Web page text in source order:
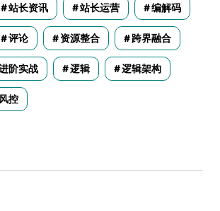
站长资讯 站长运营 编解码
评论 资源整合 跨界融合
阶实战 逻辑 逻辑架构
风控